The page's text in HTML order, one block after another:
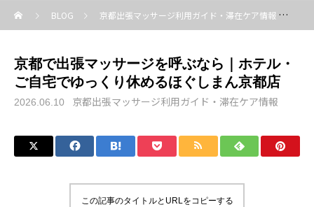
BLOG 京都出張マッサージ利用ガイド・滞在ケア情報
京都で出張マッサージを呼ぶなら｜ホテル・
ご自宅でゆっくり休めるほぐしまん京都店
2026.06.10 京都出張マッサージ利用ガイド・滞在ケア情報
この記事のタイトルとURLをコピーする